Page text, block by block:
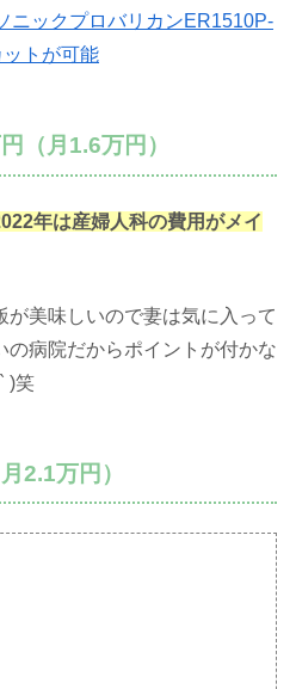
ニックプロバリカンER1510P-
トが可能
（月1.6万円）
年は産婦人科の費用がメイ
美味しいので妻は気に入って
の病院だからポイントが付かな
)笑
2.1万円）